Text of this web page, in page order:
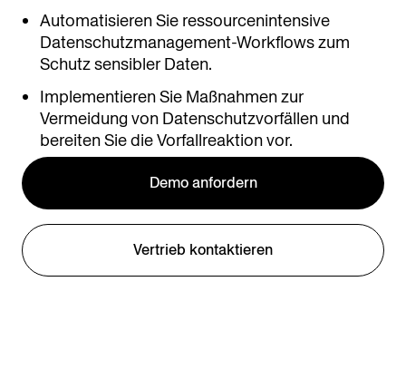
Automatisieren Sie ressourcenintensive
Datenschutzmanagement-Workflows zum
Schutz sensibler Daten.
Implementieren Sie Maßnahmen zur
Vermeidung von Datenschutzvorfällen und
bereiten Sie die Vorfallreaktion vor.
Demo anfordern
Vertrieb kontaktieren